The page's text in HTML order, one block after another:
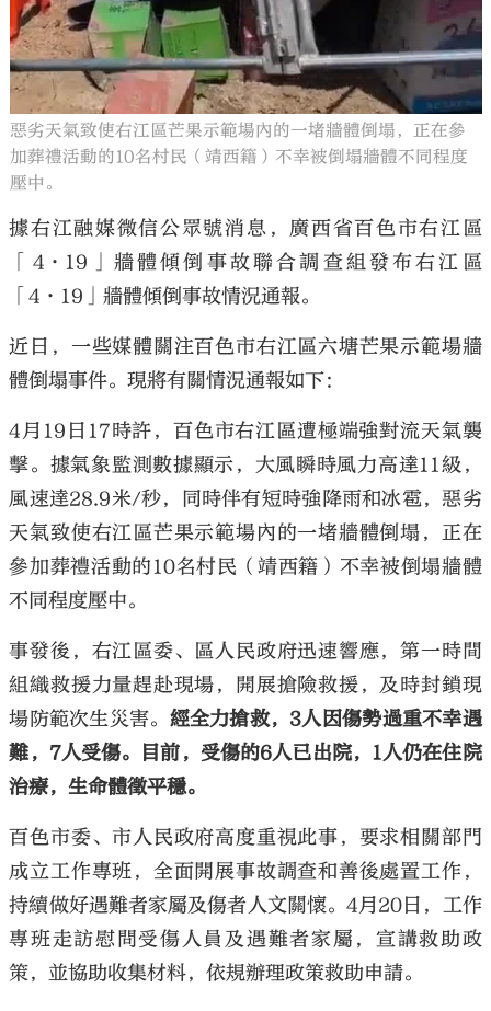
惡劣天氣致使右江區芒果示範場內的一堵牆體倒塌，正在參
加葬禮活動的10名村民（靖西籍）不幸被倒塌牆體不同程度
壓中。
據右江融媒微信公眾號消息，廣西省百色市右江區
「4·19」牆體傾倒事故聯合調查組發布右江區
「4·19」牆體傾倒事故情況通報。
近日，一些媒體關注百色市右江區六塘芒果示範場牆
體倒塌事件。現將有關情況通報如下：
4月19日17時許，百色市右江區遭極端強對流天氣襲
擊。據氣象監測數據顯示，大風瞬時風力高達11級，
風速達28.9米/秒，同時伴有短時強降雨和冰雹，惡劣
天氣致使右江區芒果示範場內的一堵牆體倒塌，正在
參加葬禮活動的10名村民（靖西籍）不幸被倒塌牆體
不同程度壓中。
事發後，右江區委、區人民政府迅速響應，第一時間
組織救援力量趕赴現場，開展搶險救援，及時封鎖現
場防範次生災害。 經全力搶救，3人因傷勢過重不幸遇
難，7人受傷。目前，受傷的6人已出院，1人仍在住院
治療，生命體徵平穩。
百色市委、市人民政府高度重視此事，要求相關部門
成立工作專班，全面開展事故調查和善後處置工作，
持續做好遇難者家屬及傷者人文關懷。4月20日，工作
專班走訪慰問受傷人員及遇難者家屬，宣講救助政
策，並協助收集材料，依規辦理政策救助申請。